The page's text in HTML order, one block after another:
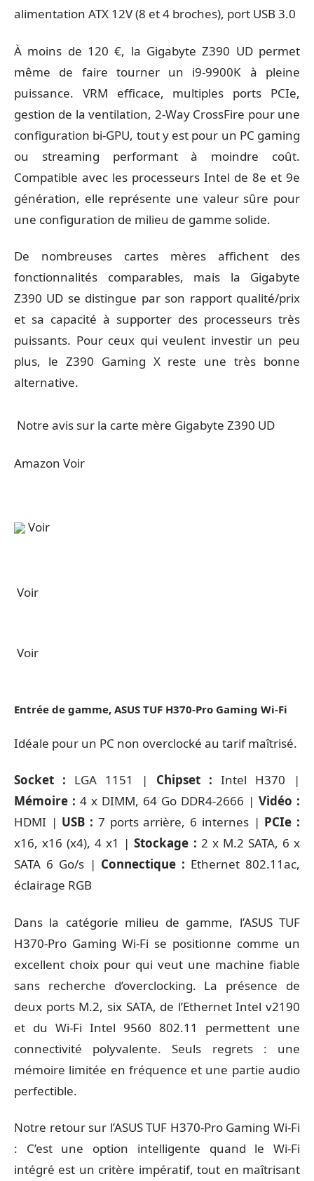
alimentation ATX 12V (8 et 4 broches), port USB 3.0
À moins de 120 €, la Gigabyte Z390 UD permet
même de faire tourner un i9-9900K à pleine
puissance. VRM efficace, multiples ports PCIe,
gestion de la ventilation, 2-Way CrossFire pour une
configuration bi-GPU, tout y est pour un PC gaming
ou streaming performant à moindre coût.
Compatible avec les processeurs Intel de 8e et 9e
génération, elle représente une valeur sûre pour
une configuration de milieu de gamme solide.
De nombreuses cartes mères affichent des
fonctionnalités comparables, mais la Gigabyte
Z390 UD se distingue par son rapport qualité/prix
et sa capacité à supporter des processeurs très
puissants. Pour ceux qui veulent investir un peu
plus, le Z390 Gaming X reste une très bonne
alternative.
Notre avis sur la carte mère Gigabyte Z390 UD
Amazon Voir
Voir
Voir
Voir
Entrée de gamme, ASUS TUF H370-Pro Gaming Wi-Fi
Idéale pour un PC non overclocké au tarif maîtrisé.
Socket : LGA 1151 | Chipset : Intel H370 |
Mémoire : 4 x DIMM, 64 Go DDR4-2666 | Vidéo :
HDMI | USB : 7 ports arrière, 6 internes | PCIe :
x16, x16 (x4), 4 x1 |Stockage : 2 x M.2 SATA, 6 x
SATA 6 Go/s | Connectique : Ethernet 802.11ac,
éclairage RGB
Dans la catégorie milieu de gamme, l’ASUS TUF
H370-Pro Gaming Wi-Fi se positionne comme un
excellent choix pour qui veut une machine fiable
sans recherche d’overclocking. La présence de
deux ports M.2, six SATA, de l’Ethernet Intel v2190
et du Wi-Fi Intel 9560 802.11 permettent une
connectivité polyvalente. Seuls regrets : une
mémoire limitée en fréquence et une partie audio
perfectible.
Notre retour sur l’ASUS TUF H370-Pro Gaming Wi-Fi
: C’est une option intelligente quand le Wi-Fi
intégré est un critère impératif, tout en maîtrisant